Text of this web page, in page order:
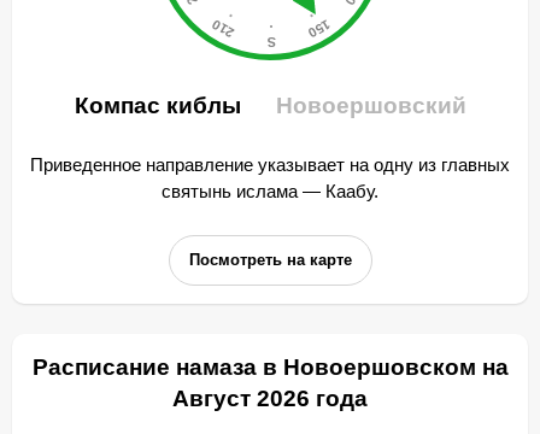
Компас киблы Новоершовский
Приведенное направление указывает на одну из главных
святынь ислама — Каабу.
Посмотреть на карте
Расписание намаза в Новоершовском на
Август 2026 года